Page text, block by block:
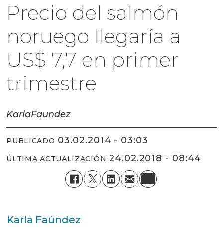
Precio del salmón
noruego llegaría a
US$ 7,7 en primer
trimestre
KarlaFaundez
PUBLICADO 03.02.2014 - 03:03
ÚLTIMA ACTUALIZACIÓN 24.02.2018 - 08:44
Karla Faúndez